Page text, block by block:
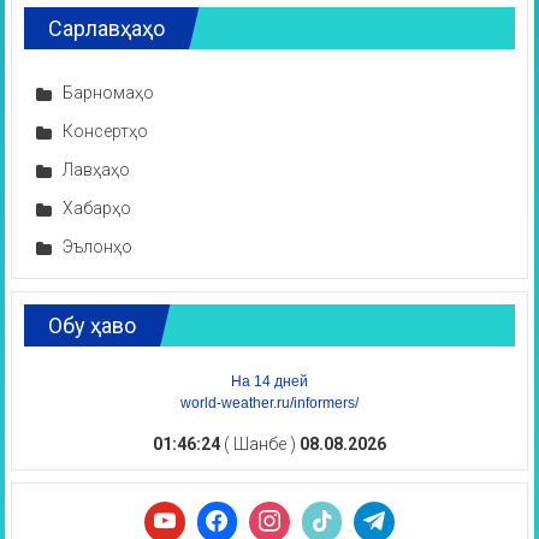
Сарлавҳаҳо
Барномаҳо
Консертҳо
Лавҳаҳо
Хабарҳо
Эълонҳо
Обу ҳаво
На 14 дней
world-weather.ru/informers/
01:46:24 ( Шанбе ) 08.08.2026